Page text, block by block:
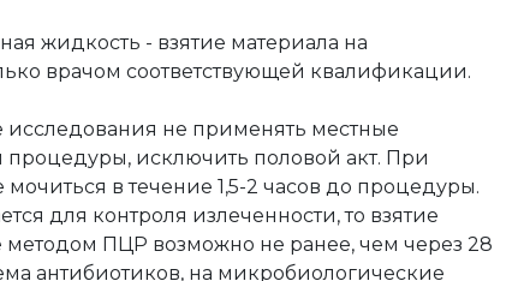
жидкость - взятие материала на
врачом соответствующей квалификации.
исследования не применять местные
процедуры, исключить половой акт. При
мочиться в течение 1,5-2 часов до процедуры.
для контроля излеченности, то взятие
методом ПЦР возможно не ранее, чем через 28
антибиотиков, на микробиологические